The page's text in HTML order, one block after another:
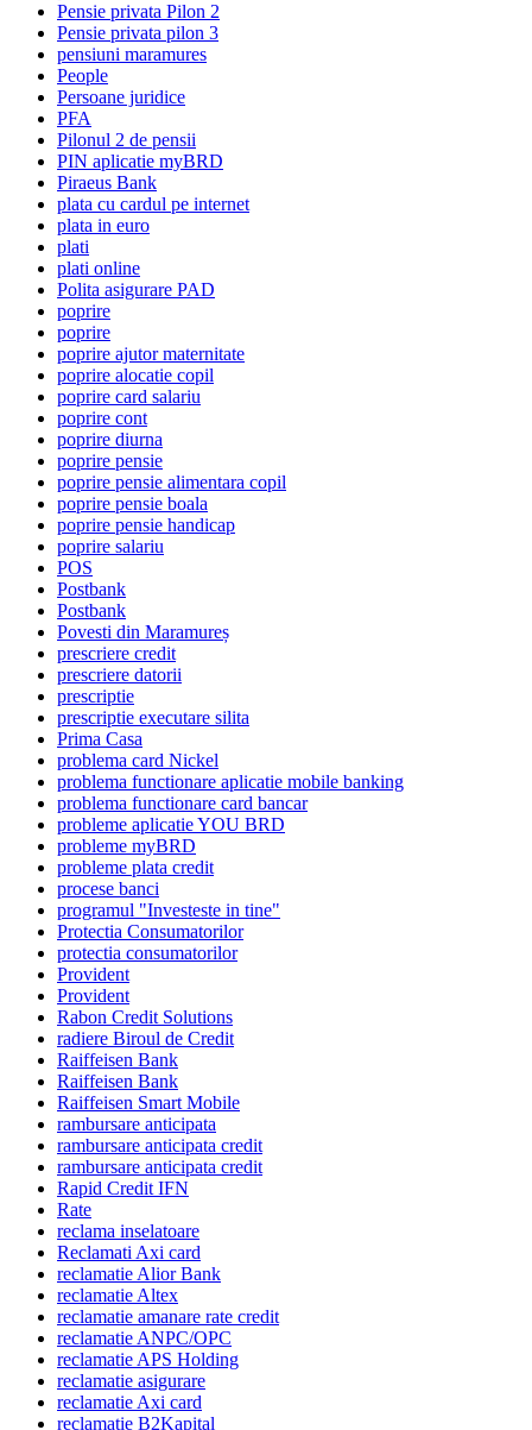
Pensie privata Pilon 2
Pensie privata pilon 3
pensiuni maramures
People
Persoane juridice
PFA
Pilonul 2 de pensii
PIN aplicatie myBRD
Piraeus Bank
plata cu cardul pe internet
plata in euro
plati
plati online
Polita asigurare PAD
poprire
poprire
poprire ajutor maternitate
poprire alocatie copil
poprire card salariu
poprire cont
poprire diurna
poprire pensie
poprire pensie alimentara copil
poprire pensie boala
poprire pensie handicap
poprire salariu
POS
Postbank
Postbank
Povesti din Maramureș
prescriere credit
prescriere datorii
prescriptie
prescriptie executare silita
Prima Casa
problema card Nickel
problema functionare aplicatie mobile banking
problema functionare card bancar
probleme aplicatie YOU BRD
probleme myBRD
probleme plata credit
procese banci
programul "Investeste in tine"
Protectia Consumatorilor
protectia consumatorilor
Provident
Provident
Rabon Credit Solutions
radiere Biroul de Credit
Raiffeisen Bank
Raiffeisen Bank
Raiffeisen Smart Mobile
rambursare anticipata
rambursare anticipata credit
rambursare anticipata credit
Rapid Credit IFN
Rate
reclama inselatoare
Reclamati Axi card
reclamatie Alior Bank
reclamatie Altex
reclamatie amanare rate credit
reclamatie ANPC/OPC
reclamatie APS Holding
reclamatie asigurare
reclamatie Axi card
reclamatie B2Kapital